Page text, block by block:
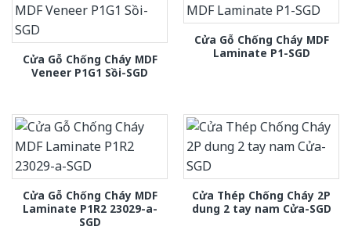
Cửa Gỗ Chống Cháy MDF
Veneer P1G1 Sồi-SGD
Cửa Gỗ Chống Cháy MDF
Laminate P1-SGD
Cửa Gỗ Chống Cháy MDF
Laminate P1R2 23029-a-
SGD
Cửa Thép Chống Cháy 2P
dung 2 tay nam Cửa-SGD